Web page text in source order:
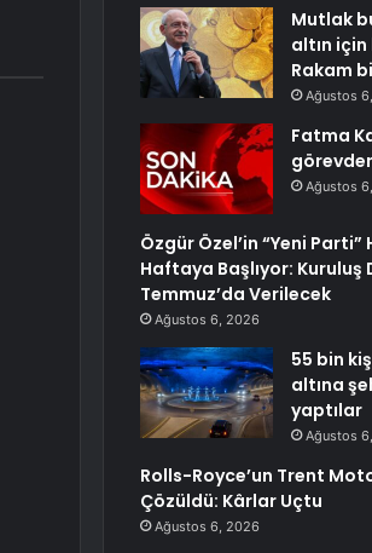
Mutlak
altın
Rakam
Ağustos
Fatma
Ağustos
Özgür Özel’in “Yeni Parti”
Haftaya Başlıyor: Kuruluş
Temmuz’da Verilecek
Ağustos 6, 2026
55 bin
altına
yaptılar
Ağustos
Rolls-Royce’un Trent
Çözüldü: Kârlar Uçtu
Ağustos 6, 2026